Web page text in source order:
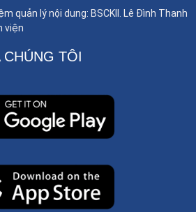
quản lý nội dung: BSCKII. Lê Đình Thanh
viện
TÔI